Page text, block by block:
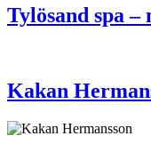
Tylösand spa –
Kakan